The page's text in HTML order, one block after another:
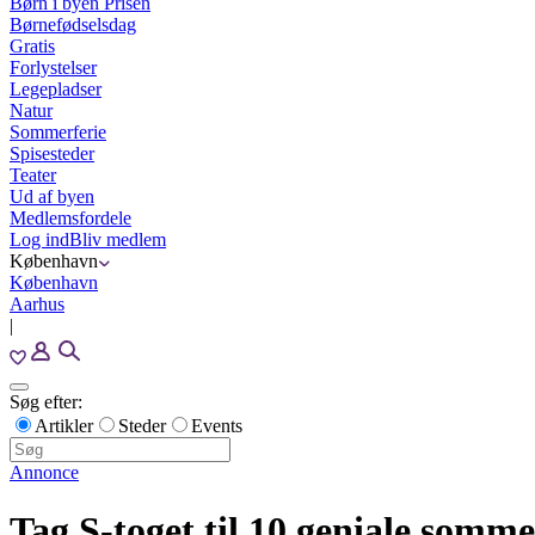
Børnefødselsdag
Gratis
Forlystelser
Legepladser
Natur
Sommerferie
Spisesteder
Teater
Ud af byen
Medlemsfordele
Log indBliv medlem
København
København
Aarhus
|
Søg efter:
Artikler
Steder Events
Annonce